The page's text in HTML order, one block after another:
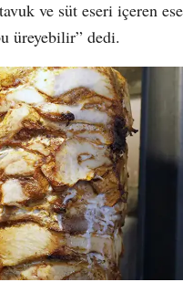
ve süt eseri içeren
üreyebilir” dedi.